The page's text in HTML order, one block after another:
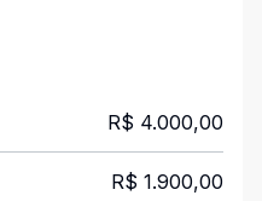
R$ 4.000,00
R$ 1.900,00